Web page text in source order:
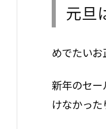
元旦
めでたいお
新年のセ
けなかっ